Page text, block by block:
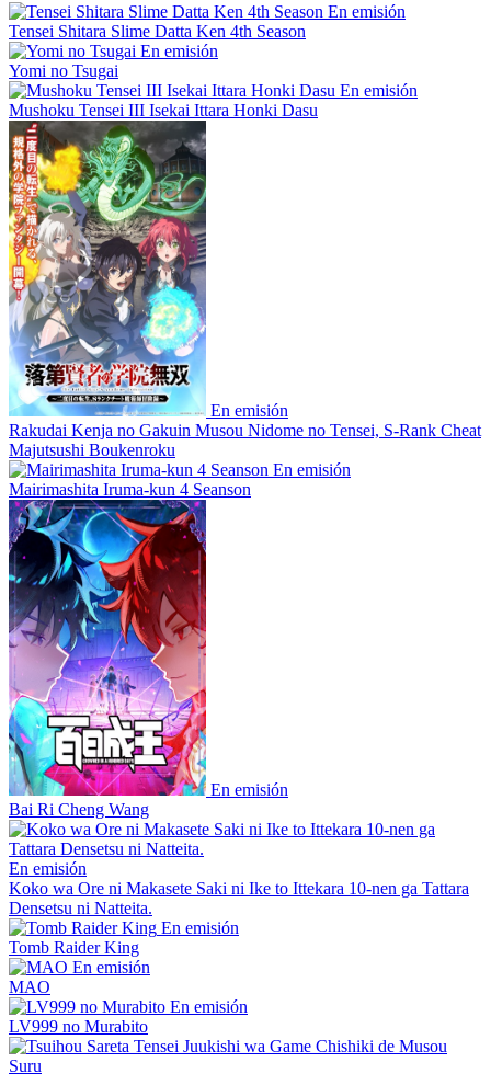
En emisión
Tensei Shitara Slime Datta Ken 4th Season
En emisión
Yomi no Tsugai
En emisión
Mushoku Tensei III Isekai Ittara Honki Dasu
En emisión
Rakudai Kenja no Gakuin Musou Nidome no Tensei, S-Rank Cheat
Majutsushi Boukenroku
En emisión
Mairimashita Iruma-kun 4 Seanson
En emisión
Bai Ri Cheng Wang
En emisión
Koko wa Ore ni Makasete Saki ni Ike to Ittekara 10-nen ga Tattara
Densetsu ni Natteita.
En emisión
Tomb Raider King
En emisión
MAO
En emisión
LV999 no Murabito